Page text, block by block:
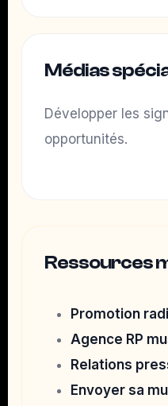
Médias
Développer les
opportunités.
Ressources
Promotion
Agence RP
Relations
Envoyer sa